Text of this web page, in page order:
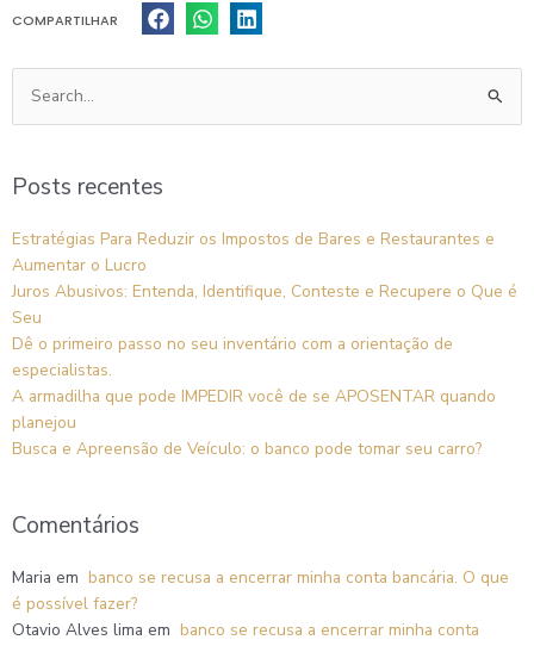
COMPARTILHAR
Pesquisar
por:
Posts recentes
Estratégias Para Reduzir os Impostos de Bares e Restaurantes e
Aumentar o Lucro
Juros Abusivos: Entenda, Identifique, Conteste e Recupere o Que é
Seu
Dê o primeiro passo no seu inventário com a orientação de
especialistas.
A armadilha que pode IMPEDIR você de se APOSENTAR quando
planejou
Busca e Apreensão de Veículo: o banco pode tomar seu carro?
Comentários
Maria em banco se recusa a encerrar minha conta bancária. O que
é possível fazer?
Otavio Alves lima em banco se recusa a encerrar minha conta